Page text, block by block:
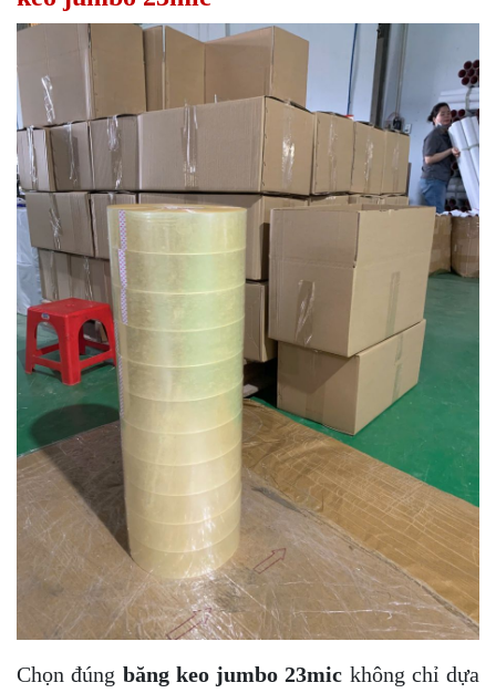
Chọn đúng băng keo jumbo 23mic không chỉ dựa